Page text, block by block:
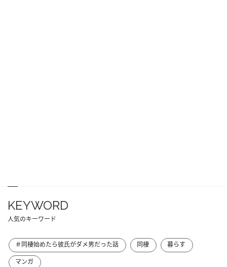
KEYWORD
人気のキーワード
＃同棲始めたら彼氏がダメ男だった話 同棲
暮らす
マンガ